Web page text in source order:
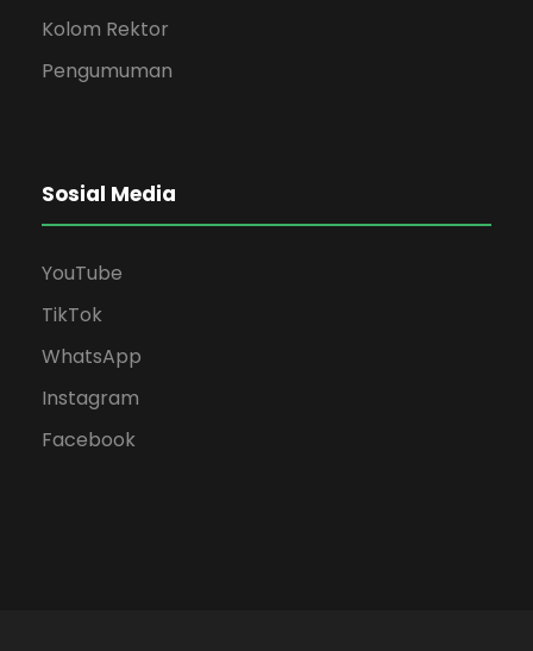
Kolom Rektor
Pengumuman
Sosial Media
YouTube
TikTok
WhatsApp
Instagram
Facebook